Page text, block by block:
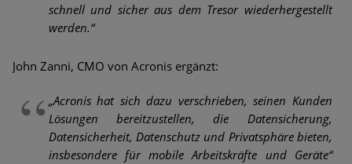
schnell und sicher aus dem Tresor wiederhergestellt
werden.“
John Zanni, CMO von Acronis ergänzt:
„Acronis hat sich dazu verschrieben, seinen Kunden
Lösungen bereitzustellen, die Datensicherung,
Datensicherheit, Datenschutz und Privatsphäre bieten,
insbesondere für mobile Arbeitskräfte und Geräte“